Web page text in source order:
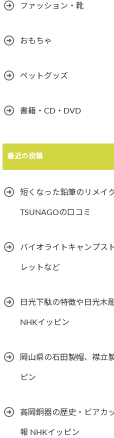
ファッション・靴
おもちゃ
ペットグッズ
書籍・CD・DVD
最近の投稿
短くなった鉛筆のリメイ
TSUNAGOの口コミ
バイオライトキャンプス
レットなど
日光下駄の特徴や日光木
NHKイッピン
岡山県の石田製帽、襟立
ピン
高岡銅器の歴史・ビアカ
報 NHKイッピン